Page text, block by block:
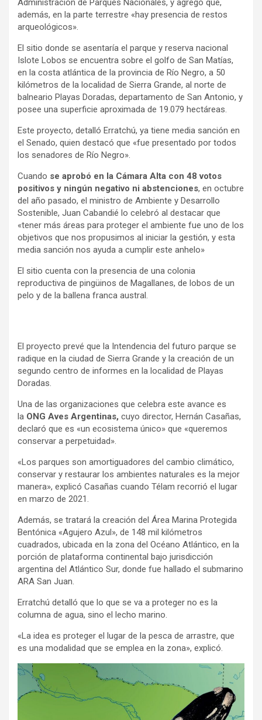
Administración de Parques Nacionales, y agregó que,
además, en la parte terrestre «hay presencia de restos
arqueológicos».
El sitio donde se asentaría el parque y reserva nacional
Islote Lobos se encuentra sobre el golfo de San Matías,
en la costa atlántica de la provincia de Río Negro, a 50
kilómetros de la localidad de Sierra Grande, al norte de
balneario Playas Doradas, departamento de San Antonio, y
posee una superficie aproximada de 19.079 hectáreas.
Este proyecto, detalló Erratchú, ya tiene media sanción en
el Senado, quien destacó que «fue presentado por todos
los senadores de Río Negro».
Cuando se aprobó en la Cámara Alta con 48 votos
positivos y ningún negativo ni abstenciones, en octubre
del año pasado, el ministro de Ambiente y Desarrollo
Sostenible, Juan Cabandié lo celebró al destacar que
«tener más áreas para proteger el ambiente fue uno de los
objetivos que nos propusimos al iniciar la gestión, y esta
media sanción nos ayuda a cumplir este anhelo»
El sitio cuenta con la presencia de una colonia
reproductiva de pingüinos de Magallanes, de lobos de un
pelo y de la ballena franca austral.
El proyecto prevé que la Intendencia del futuro parque se
radique en la ciudad de Sierra Grande y la creación de un
segundo centro de informes en la localidad de Playas
Doradas.
Una de las organizaciones que celebra este avance es
la ONG Aves Argentinas, cuyo director, Hernán Casañas,
declaró que es «un ecosistema único» que «queremos
conservar a perpetuidad».
«Los parques son amortiguadores del cambio climático,
conservar y restaurar los ambientes naturales es la mejor
manera», explicó Casañas cuando Télam recorrió el lugar
en marzo de 2021.
Además, se tratará la creación del Área Marina Protegida
Bentónica «Agujero Azul», de 148 mil kilómetros
cuadrados, ubicada en la zona del Océano Atlántico, en la
porción de plataforma continental bajo jurisdicción
argentina del Atlántico Sur, donde fue hallado el submarino
ARA San Juan.
Erratchú detalló que lo que se va a proteger no es la
columna de agua, sino el lecho marino.
«La idea es proteger el lugar de la pesca de arrastre, que
es una modalidad que se emplea en la zona», explicó.